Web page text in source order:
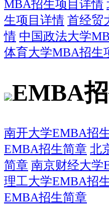
MBA招生项目详情
生项目详情 首经贸
情 中国政法大学
体育大学MBA招生
EMBA
南开大学EMBA招
EMBA招生简章 北
简章 南京财经大学
理工大学EMBA招
EMBA招生简章